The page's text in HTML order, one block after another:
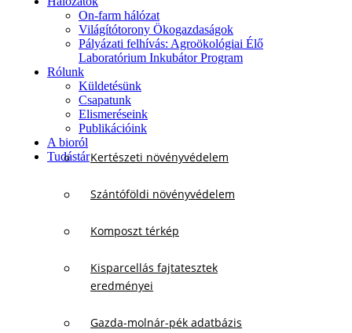
On-farm hálózat
Világítótorony Ökogazdaságok
Pályázati felhívás: Agroökológiai Élő
Laboratórium Inkubátor Program
Rólunk
Küldetésünk
Csapatunk
Elismeréseink
Publikációink
A bioról
TudástárKertészeti növényvédelem
Szántóföldi növényvédelem
Komposzt térkép
Kisparcellás fajtatesztek
eredményei
Gazda-molnár-pék adatbázis